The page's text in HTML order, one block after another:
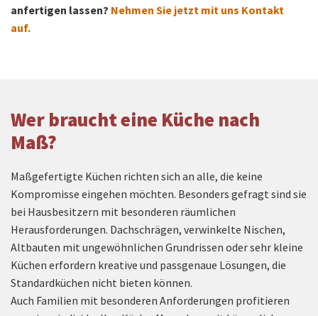
anfertigen lassen? Nehmen Sie jetzt mit uns Kontakt
auf.
Wer braucht eine Küche nach
Maß?
Maßgefertigte Küchen richten sich an alle, die keine
Kompromisse eingehen möchten. Besonders gefragt sind sie
bei Hausbesitzern mit besonderen räumlichen
Herausforderungen. Dachschrägen, verwinkelte Nischen,
Altbauten mit ungewöhnlichen Grundrissen oder sehr kleine
Küchen erfordern kreative und passgenaue Lösungen, die
Standardküchen nicht bieten können.
Auch Familien mit besonderen Anforderungen profitieren